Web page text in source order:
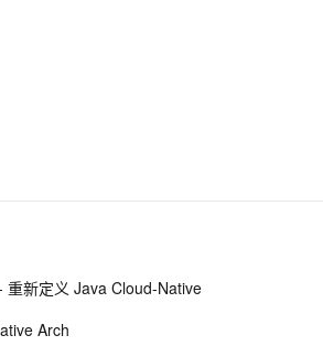
类实现 数据共享 和 Runnable实
重新定义 Java Cloud-Native
Arch